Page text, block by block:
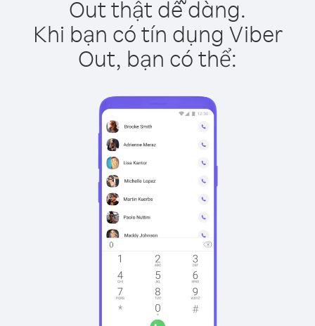
Out thật dễ dàng.
Khi bạn có tín dụng Viber
Out, bạn có thể: